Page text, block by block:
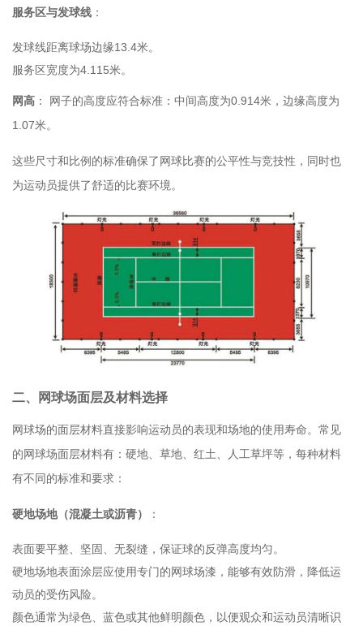
服务区与发球线 ：
发球线距离球场边缘13.4米。
服务区宽度为4.115米。
网高 ： 网子的高度应符合标准：中间高度为0.914米，边缘高度为
1.07米。
这些尺寸和比例的标准确保了网球比赛的公平性与竞技性，同时也
为运动员提供了舒适的比赛环境。
二、网球场面层及材料选择
网球场的面层材料直接影响运动员的表现和场地的使用寿命。常见
的网球场面层材料有：硬地、草地、红土、人工草坪等，每种材料
有不同的标准和要求：
硬地场地（混凝土或沥青） ：
表面要平整、坚固、无裂缝，保证球的反弹高度均匀。
硬地场地表面涂层应使用专门的网球场漆，能够有效防滑，降低运
动员的受伤风险。
颜色通常为绿色、蓝色或其他鲜明颜色，以便观众和运动员清晰识